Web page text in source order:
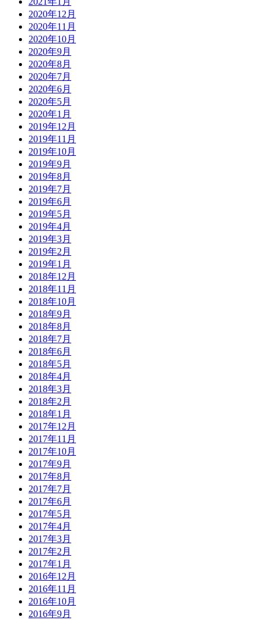
2020年12月
2020年11月
2020年10月
2020年9月
2020年8月
2020年7月
2020年6月
2020年5月
2020年1月
2019年12月
2019年11月
2019年10月
2019年9月
2019年8月
2019年7月
2019年6月
2019年5月
2019年4月
2019年3月
2019年2月
2019年1月
2018年12月
2018年11月
2018年10月
2018年9月
2018年8月
2018年7月
2018年6月
2018年5月
2018年4月
2018年3月
2018年2月
2018年1月
2017年12月
2017年11月
2017年10月
2017年9月
2017年8月
2017年7月
2017年6月
2017年5月
2017年4月
2017年3月
2017年2月
2017年1月
2016年12月
2016年11月
2016年10月
2016年9月